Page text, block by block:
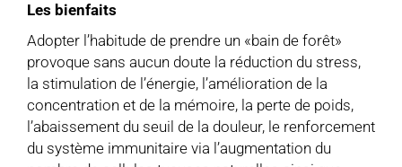
Les bienfaits
Adopter l’habitude de prendre un «bain de forêt»
provoque sans aucun doute la réduction du stress,
la stimulation de l’énergie, l’amélioration de la
concentration et de la mémoire, la perte de poids,
l’abaissement du seuil de la douleur, le renforcement
du système immunitaire via l’augmentation du